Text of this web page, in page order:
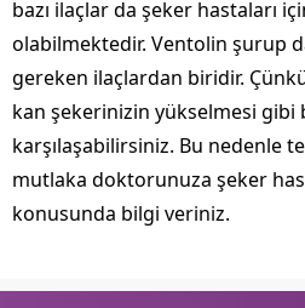
bazı ilaçlar da şeker hastaları
olabilmektedir. Ventolin şurup
gereken ilaçlardan biridir.
kan şekerinizin yükselmesi gibi
karşılaşabilirsiniz. Bu nedenle
mutlaka doktorunuza şeker
konusunda bilgi veriniz.